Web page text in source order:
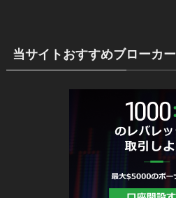
当サイトおすすめブローカー